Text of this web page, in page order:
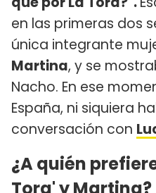
en las primeras dos
única integrante
Martina, y se
Nacho. En ese
España, ni siquiera
conversación con
¿A quién